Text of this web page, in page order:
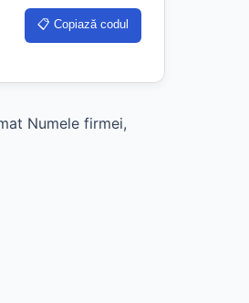
📋 Copiază codul
Numele firmei,